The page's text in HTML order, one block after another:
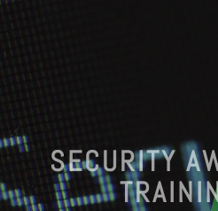
SECURITY